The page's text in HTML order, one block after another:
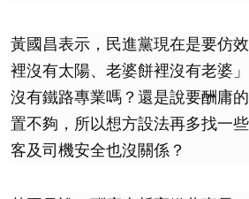
黃國昌表示，民進黨現在是要仿
裡沒有太陽、老婆餅裡沒有老婆
沒有鐵路專業嗎？還是說要酬庸
置不夠，所以想方設法再多找一
客及司機安全也沒關係？